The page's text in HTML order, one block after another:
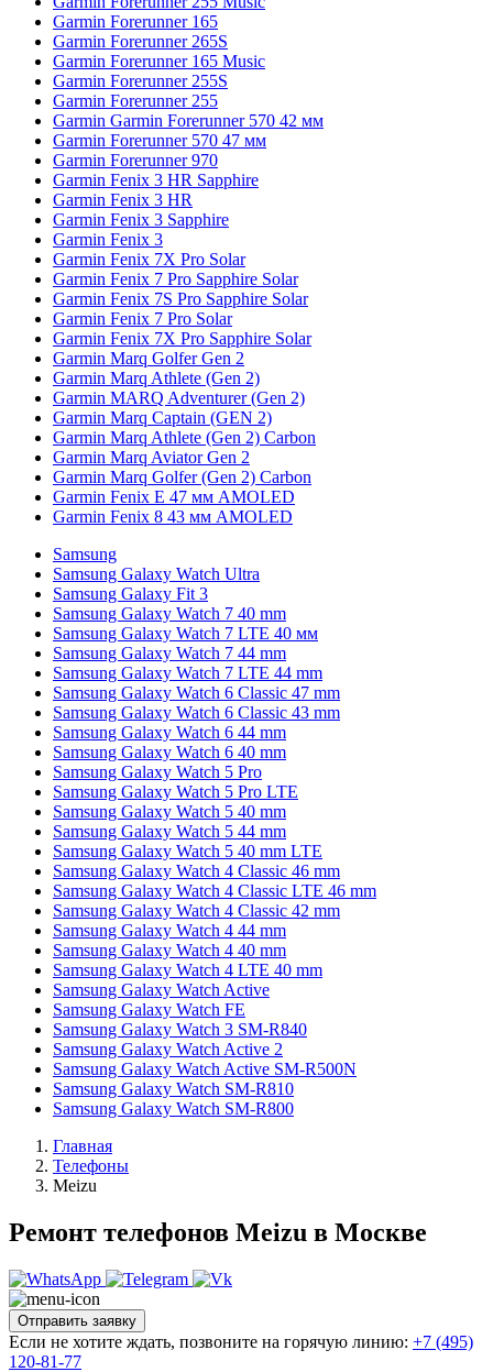
Garmin Forerunner 165
Garmin Forerunner 265S
Garmin Forerunner 165 Music
Garmin Forerunner 255S
Garmin Forerunner 255
Garmin Garmin Forerunner 570 42 мм
Garmin Forerunner 570 47 мм
Garmin Forerunner 970
Garmin Fenix 3 HR Sapphire
Garmin Fenix 3 HR
Garmin Fenix 3 Sapphire
Garmin Fenix 3
Garmin Fenix 7X Pro Solar
Garmin Fenix 7 Pro Sapphire Solar
Garmin Fenix 7S Pro Sapphire Solar
Garmin Fenix 7 Pro Solar
Garmin Fenix 7X Pro Sapphire Solar
Garmin Marq Golfer Gen 2
Garmin Marq Athlete (Gen 2)
Garmin MARQ Adventurer (Gen 2)
Garmin Marq Captain (GEN 2)
Garmin Marq Athlete (Gen 2) Carbon
Garmin Marq Aviator Gen 2
Garmin Marq Golfer (Gen 2) Carbon
Garmin Fenix E 47 мм AMOLED
Garmin Fenix 8 43 мм AMOLED
Samsung
Samsung Galaxy Watch Ultra
Samsung Galaxy Fit 3
Samsung Galaxy Watch 7 40 mm
Samsung Galaxy Watch 7 LTE 40 мм
Samsung Galaxy Watch 7 44 mm
Samsung Galaxy Watch 7 LTE 44 mm
Samsung Galaxy Watch 6 Classic 47 mm
Samsung Galaxy Watch 6 Classic 43 mm
Samsung Galaxy Watch 6 44 mm
Samsung Galaxy Watch 6 40 mm
Samsung Galaxy Watch 5 Pro
Samsung Galaxy Watch 5 Pro LTE
Samsung Galaxy Watch 5 40 mm
Samsung Galaxy Watch 5 44 mm
Samsung Galaxy Watch 5 40 mm LTE
Samsung Galaxy Watch 4 Classic 46 mm
Samsung Galaxy Watch 4 Classic LTE 46 mm
Samsung Galaxy Watch 4 Classic 42 mm
Samsung Galaxy Watch 4 44 mm
Samsung Galaxy Watch 4 40 mm
Samsung Galaxy Watch 4 LTE 40 mm
Samsung Galaxy Watch Active
Samsung Galaxy Watch FE
Samsung Galaxy Watch 3 SM-R840
Samsung Galaxy Watch Active 2
Samsung Galaxy Watch Active SM-R500N
Samsung Galaxy Watch SM-R810
Samsung Galaxy Watch SM-R800
Главная
Телефоны
Meizu
Ремонт телефонов Meizu в Москве
Отправить заявку
Если не хотите ждать, позвоните на горячую линию: +7 (495)
120-81-77